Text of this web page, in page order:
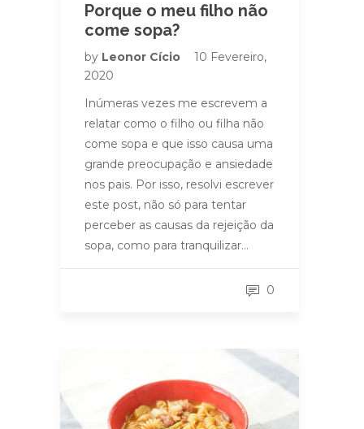
Porque o meu filho não
come sopa?
by Leonor Cício
10 Fevereiro,
2020
Inúmeras vezes me escrevem a
relatar como o filho ou filha não
come sopa e que isso causa uma
grande preocupação e ansiedade
nos pais. Por isso, resolvi escrever
este post, não só para tentar
perceber as causas da rejeição da
sopa, como para tranquilizar…
0